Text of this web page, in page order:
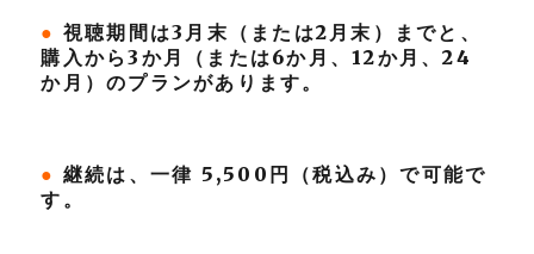
● 視聴期間は3月末（または2月末）までと、
購入から3か月（または6か月、12か月、24
か月）のプランがあります。
● 継続は、一律 5,500円（税込み）で可能で
す。